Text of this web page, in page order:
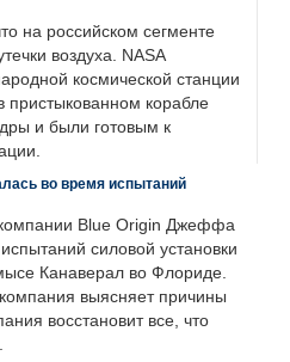
на российском сегменте
воздуха. NASA
космической станции
пристыкованном корабле
и были готовым к
во время испытаний
Blue Origin Джеффа
силовой установки
Канаверал во Флориде.
выясняет причины
восстановит все, что